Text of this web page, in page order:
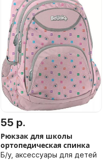
55 р.
Рюкзак для школы
ортопедическая спинка
Б/у, аксессуары для детей